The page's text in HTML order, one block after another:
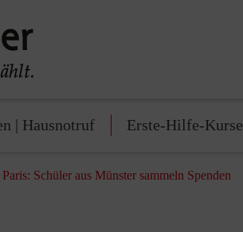
| Hausnotruf Erste-Hilfe-Kurse
Schüler aus Münster sammeln Spenden